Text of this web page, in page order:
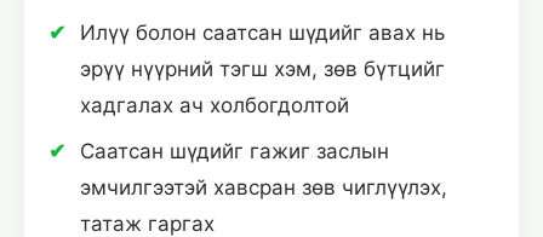
Илүү болон саатсан шүдийг авах нь
эрүү нүүрний тэгш хэм, зөв бүтцийг
хадгалах ач холбогдолтой
Саатсан шүдийг гажиг заслын
эмчилгээтэй хавсран зөв чиглүүлэх,
татаж гаргах